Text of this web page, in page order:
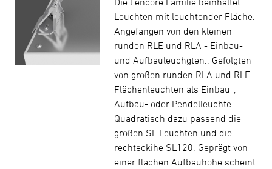
Leuchten mit leuchtender Fläche.
Angefangen von den kleinen
runden RLE und RLA - Einbau-
und Aufbauleuchgten.. Gefolgten
von großen runden RLA und RLE
Flächenleuchten als Einbau-,
Aufbau- oder Pendelleuchte.
Quadratisch dazu passend die
großen SL Leuchten und die
rechteckihe SL120. Geprägt von
einer flachen Aufbauhöhe scheint